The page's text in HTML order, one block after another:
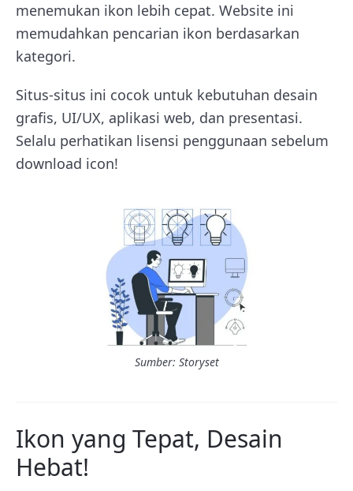
menemukan ikon lebih cepat. Website ini
memudahkan pencarian ikon berdasarkan
kategori.
Situs-situs ini cocok untuk kebutuhan desain
grafis, UI/UX, aplikasi web, dan presentasi.
Selalu perhatikan lisensi penggunaan sebelum
download icon!
Sumber: Storyset
Ikon yang Tepat, Desain
Hebat!